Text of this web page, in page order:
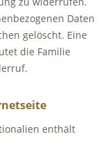
Daten
gelöscht. Eine
die Familie
enthält